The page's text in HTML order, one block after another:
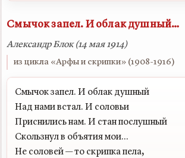
Смычок запел. И облак душный…
Александр Блок (14 мая 1914)
из цикла «Арфы и скрипки» (1908-1916)
Смычок запел. И облак душный
Над нами встал. И соловьи
Приснились нам. И стан послушный
Скользнул в объятия мои...
Не соловей — то скрипка пела,